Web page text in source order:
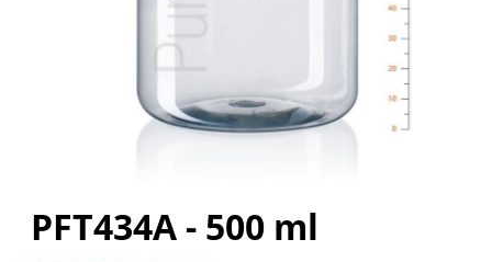
PFT434A - 500 ml